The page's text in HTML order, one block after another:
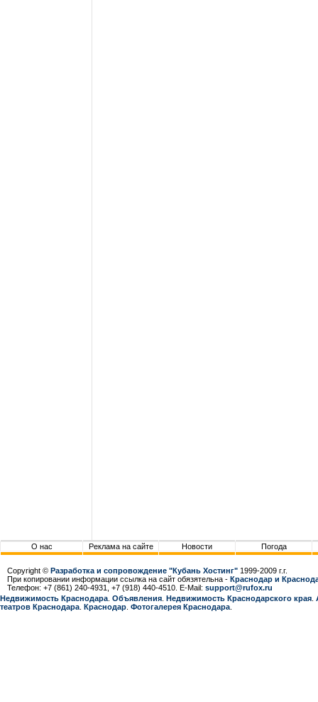
О нас Реклама на сайте Новости Погода
Copyright © Разработка и сопровождение "Кубань Хостинг" 1999-2009 г.г.
При копировании информации ссылка на сайт обязятельна - Краснодар и
Телефон: +7 (861) 240-4931, +7 (918) 440-4510. E-Mail: support@rufox.ru
Недвижимость Краснодара Объявления Недвижимость Краснодарcкого края
театров Краснодара Краснодар Фотогалерея Краснодара